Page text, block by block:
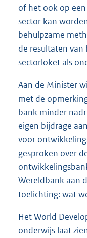
of het ook op
sector kan
behulpzame
de resultaten
sectorloket als
Aan de Minister
met de
bank minder
eigen bijdrage
voor
gesproken over
Wereldbank aan
toelichting: wat
Het World
onderwijs laat